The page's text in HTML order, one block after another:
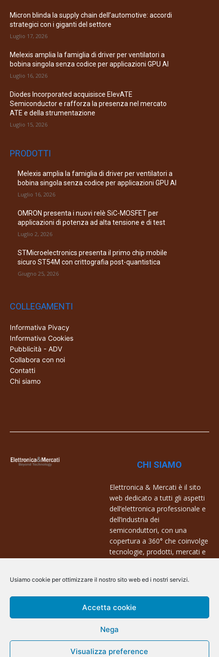
Usiamo cookie per ottimizzare il nostro sito web ed i nostri servizi.
Accetta cookie
Nega
Visualizza preference
Micron blinda la supply chain dell’automotive: accordi
strategici con i giganti del settore
Luglio 17, 2026
Melexis amplia la famiglia di driver per ventilatori a
bobina singola senza codice per applicazioni GPU AI
Luglio 16, 2026
Diodes Incorporated acquisisce ElevATE
Semiconductor e rafforza la presenza nel mercato
ATE e della strumentazione
Luglio 15, 2026
PRODOTTI
Melexis amplia la famiglia di driver per ventilatori a
bobina singola senza codice per applicazioni GPU AI
Luglio 16, 2026
OMRON presenta i nuovi relè SiC-MOSFET per
applicazioni di potenza ad alta tensione e di test
Luglio 2, 2026
STMicroelectronics presenta il primo chip mobile
sicuro ST54M con crittografia post-quantistica
Giugno 25, 2026
COLLEGAMENTI
Informativa Pivacy
Informativa Cookies
Pubblicità - ADV
Collabora con noi
Contatti
Chi siamo
CHI SIAMO
Elettronica & Mercati è il sito
web dedicato a tutti gli aspetti
dell’elettronica professionale e
dell’industria dei
semiconduttori, con una
copertura a 360° che coinvolge
tecnologie, prodotti, mercati e
Contatti:
info@arscommunication.it
@ArsCommunication 2023